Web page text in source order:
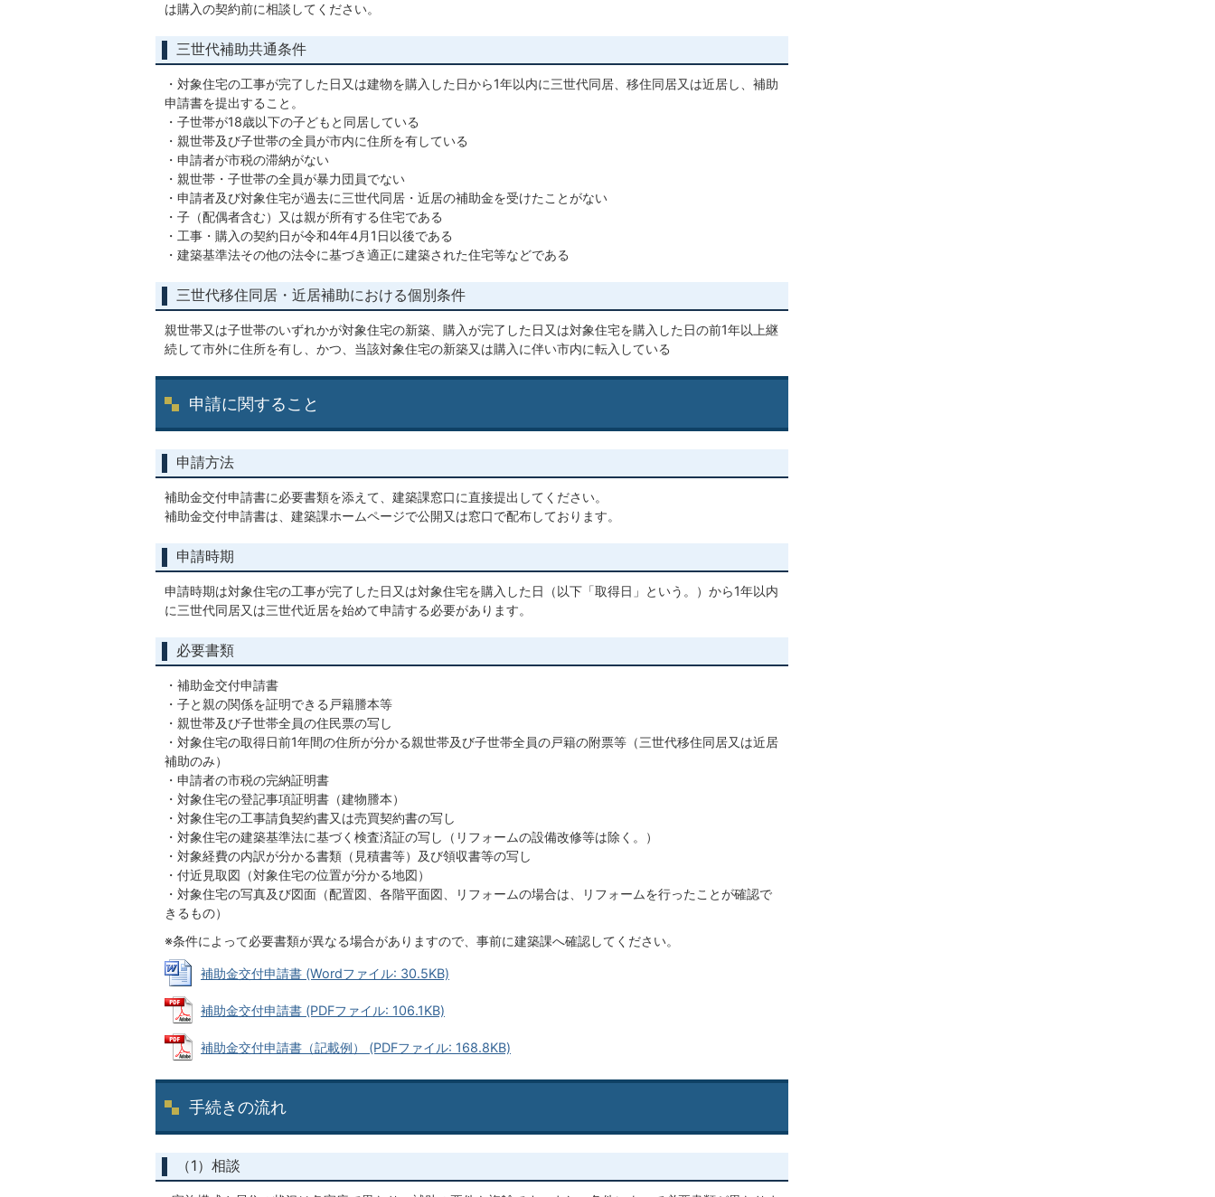
は購入の契約前に相談してください。
三世代補助共通条件
・対象住宅の工事が完了した日又は建物を購入した日から1年以内に三世代同居、移住同居又は近居し、補助
申請書を提出すること。
・子世帯が18歳以下の子どもと同居している
・親世帯及び子世帯の全員が市内に住所を有している
・申請者が市税の滞納がない
・親世帯・子世帯の全員が暴力団員でない
・申請者及び対象住宅が過去に三世代同居・近居の補助金を受けたことがない
・子（配偶者含む）又は親が所有する住宅である
・工事・購入の契約日が令和4年4月1日以後である
・建築基準法その他の法令に基づき適正に建築された住宅等などである
三世代移住同居・近居補助における個別条件
親世帯又は子世帯のいずれかが対象住宅の新築、購入が完了した日又は対象住宅を購入した日の前1年以上継
続して市外に住所を有し、かつ、当該対象住宅の新築又は購入に伴い市内に転入している
申請に関すること
申請方法
補助金交付申請書に必要書類を添えて、建築課窓口に直接提出してください。
補助金交付申請書は、建築課ホームページで公開又は窓口で配布しております。
申請時期
申請時期は対象住宅の工事が完了した日又は対象住宅を購入した日（以下「取得日」という。）から1年以内
に三世代同居又は三世代近居を始めて申請する必要があります。
必要書類
・補助金交付申請書
・子と親の関係を証明できる戸籍謄本等
・親世帯及び子世帯全員の住民票の写し
・対象住宅の取得日前1年間の住所が分かる親世帯及び子世帯全員の戸籍の附票等（三世代移住同居又は近居
補助のみ）
・申請者の市税の完納証明書
・対象住宅の登記事項証明書（建物謄本）
・対象住宅の工事請負契約書又は売買契約書の写し
・対象住宅の建築基準法に基づく検査済証の写し（リフォームの設備改修等は除く。）
・対象経費の内訳が分かる書類（見積書等）及び領収書等の写し
・付近見取図（対象住宅の位置が分かる地図）
・対象住宅の写真及び図面（配置図、各階平面図、リフォームの場合は、リフォームを行ったことが確認で
きるもの）
※条件によって必要書類が異なる場合がありますので、事前に建築課へ確認してください。
補助金交付申請書 (Wordファイル: 30.5KB)
補助金交付申請書 (PDFファイル: 106.1KB)
補助金交付申請書（記載例） (PDFファイル: 168.8KB)
手続きの流れ
（1）相談